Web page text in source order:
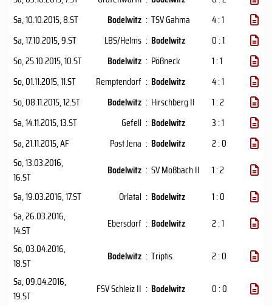
Sa, 10.10.2015, 8.ST Bodelwitz : TSV Gahma
4 : 1
Sa, 17.10.2015, 9.ST LBS/Helms : Bodelwitz
0 : 1
So, 25.10.2015, 10.ST Bodelwitz : Pößneck
1 : 1
So, 01.11.2015, 11.ST Remptendorf : Bodelwitz
4 : 1
So, 08.11.2015, 12.ST Bodelwitz : Hirschberg II
1 : 2
Sa, 14.11.2015, 13.ST Gefell : Bodelwitz
3 : 1
Sa, 21.11.2015, AF Post Jena : Bodelwitz
2 : 0
So, 13.03.2016,
16.ST
Bodelwitz : SV Moßbach II
1 : 2
Sa, 19.03.2016, 17.ST Orlatal : Bodelwitz
1 : 0
Sa, 26.03.2016,
14.ST
Ebersdorf : Bodelwitz
2 : 1
So, 03.04.2016,
18.ST
Bodelwitz : Triptis
2 : 0
Sa, 09.04.2016,
19.ST
FSV Schleiz II : Bodelwitz
0 : 0